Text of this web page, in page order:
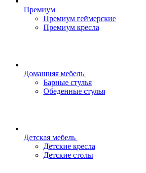
Премиум
Премиум геймерские
Премиум кресла
Домашняя мебель
Барные стулья
Обеденные стулья
Детская мебель
Детские кресла
Детские столы